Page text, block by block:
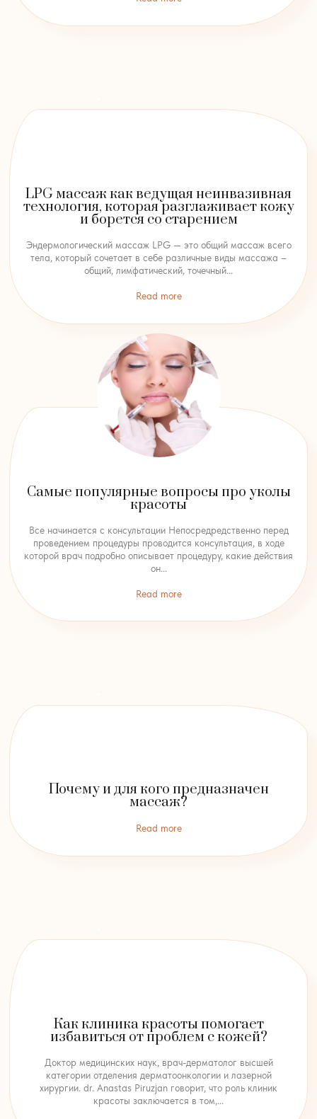
LPG массаж как ведущая неинвазивная
технология, которая разглаживает кожу
и борется со старением
Эндермологический массаж LPG — это общий массаж всего
тела, который сочетает в себе различные виды массажа –
общий, лимфатический, точечный...
Read more
Самые популярные вопросы про уколы
красоты
Все начинается с консультации Непосредредственно перед
проведением процедуры проводится консультация, в ходе
которой врач подробно описывает процедуру, какие действия
он...
Read more
Почему и для кого предназначен
массаж?
Read more
Как клиника красоты помогает
избавиться от проблем с кожей?
Доктор медицинских наук, врач-дерматолог высшей
категории отделения дерматоонкологии и лазерной
хирургии. dr. Anastas Piruzjan говорит, что роль клиник
красоты заключается в том,...